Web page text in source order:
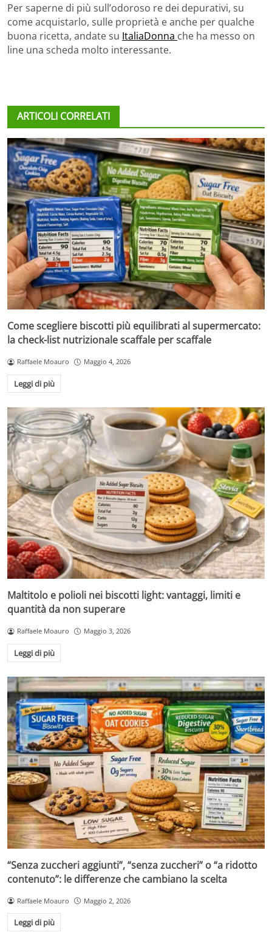
Per saperne di più sull’odoroso re dei depurativi, su
come acquistarlo, sulle proprietà e anche per qualche
buona ricetta, andate su ItaliaDonna che ha messo on
line una scheda molto interessante.
ARTICOLI CORRELATI
Come scegliere biscotti più equilibrati al supermercato:
la check-list nutrizionale scaffale per scaffale
Raffaele Moauro Maggio 4, 2026
Leggi di più
Maltitolo e polioli nei biscotti light: vantaggi, limiti e
quantità da non superare
Raffaele Moauro Maggio 3, 2026
Leggi di più
“Senza zuccheri aggiunti”, “senza zuccheri” o “a ridotto
contenuto”: le differenze che cambiano la scelta
Raffaele Moauro Maggio 2, 2026
Leggi di più